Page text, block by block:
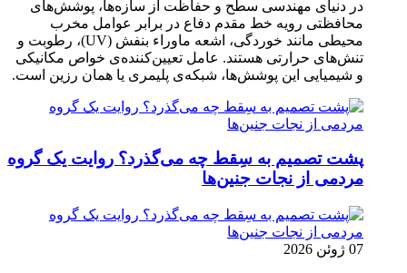
در دنیای مهندسی سطح و حفاظت از سازه‌ها، پوشش‌های
محافظتی رویه خط مقدم دفاع در برابر عوامل مخرب
محیطی مانند خوردگی، اشعه ماوراء بنفش (UV)، رطوبت و
تنش‌های حرارتی هستند. عامل تعیین‌کننده‌ی خواص مکانیکی
و شیمیایی این پوشش‌ها، شبکه‌ی پلیمری یا همان رزین است.
پشت تصمیم به سِقط چه می‌گذرد؟ روایت یک گروه
مردمی از نجات جنین‌ها
07 ژوئن 2026